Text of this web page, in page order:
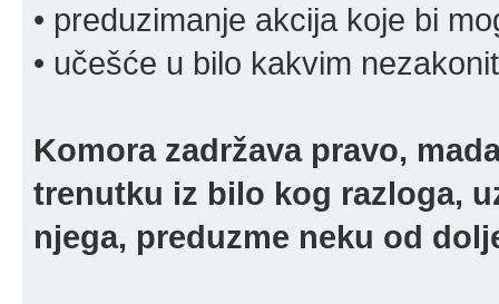
• preduzimanje akcija koje bi
• učešće u bilo kakvim
Komora zadržava pravo,
trenutku iz bilo kog razloga,
njega, preduzme neku od